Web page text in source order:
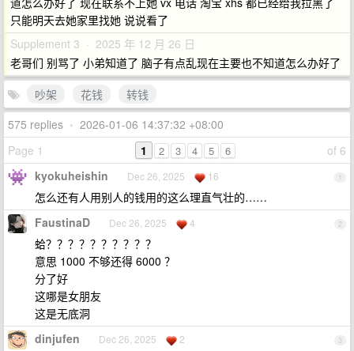
只能明天去她家里找她 说说看了
Supplement 3 · 2025 年 12 月 26 日
老哥们 别骂了 小弟知道了 脑子有点乱现在主要也不知道怎么办好了
吵架
花钱
转钱
575 replies • 2026-01-06 14:37:32 +08:00
Page 1
of 6
1 2 3 4 5 6
1
kyokuheishin Dec 26, 2025 16
怎么还有人用别人的钱用的这么理直气壮的……
2
FaustinaD Dec 26, 2025 4
蛤？？？？？？？？？？
意思 1000 不够还得 6000 ？
分了好
这哪是女朋友
这是无底洞
3
dinjufen Dec 26, 2025 2